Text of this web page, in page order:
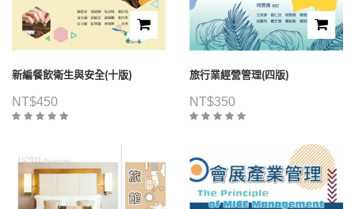
新編餐飲衛生與安全(十版)
NT$450
旅行業經營管理(四版)
NT$350